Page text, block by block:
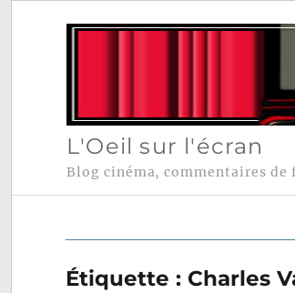
L'Oeil sur l'écran
Blog cinéma, commentaires de
Étiquette : Charles